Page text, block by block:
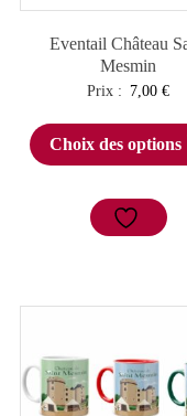
Eventail Château
Mesmin
Prix : 7,00€
Choix des options